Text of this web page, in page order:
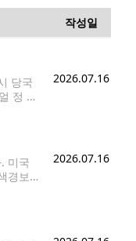
작성일
당국
정 판
2026.07.16
미국
경보
2026.07.16